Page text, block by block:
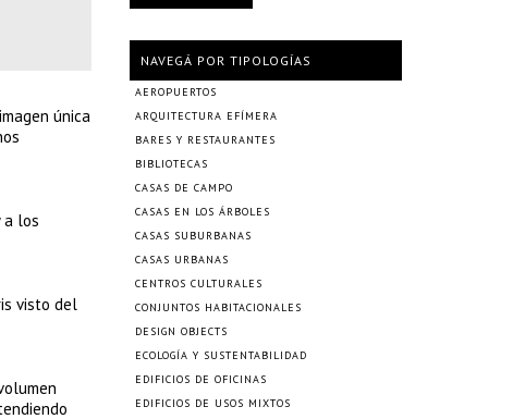
única
a los
visto del
NAVEGÁ POR TIPOLOGÍAS
AEROPUERTOS
ARQUITECTURA EFÍMERA
BARES Y RESTAURANTES
BIBLIOTECAS
CASAS DE CAMPO
CASAS EN LOS ÁRBOLES
CASAS SUBURBANAS
CASAS URBANAS
CENTROS CULTURALES
CONJUNTOS HABITACIONALES
DESIGN OBJECTS
ECOLOGÍA Y SUSTENTABILIDAD
EDIFICIOS DE OFICINAS
EDIFICIOS DE USOS MIXTOS